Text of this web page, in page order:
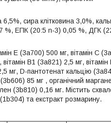
сира клітковина 3,0%,
%, ЕПК (20:5 n-3) 0,05 %, ДГК
Е (3a700) 500 мг, вітамін С
B1 (3a821) 2,5 мг, вітамін
мг, D-пантотенат кальцію
85 мг , органічний
(3b810) 0,16 мг. Містить
та екстракт розмарину.